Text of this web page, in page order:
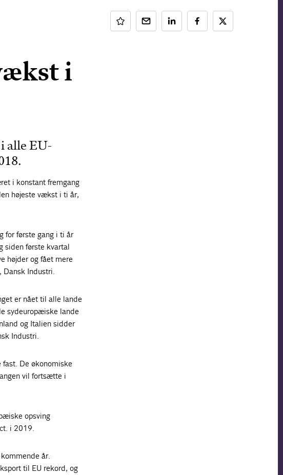
i
alle EU-
i konstant fremgang
højeste vækst i ti år,
for første gang i ti år
siden første kvartal
højder og fået mere
Dansk Industri.
er nået til alle lande
sydeuropæiske lande
og Italien sidder
Industri.
De økonomiske
vil fortsætte i
opsving
i 2019.
år.
til EU rekord, og